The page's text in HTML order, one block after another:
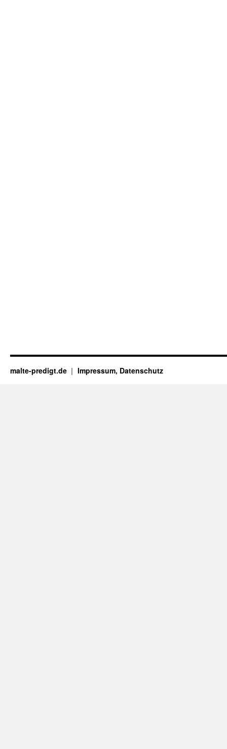
malte-predigt.de Impressum, Datenschutz